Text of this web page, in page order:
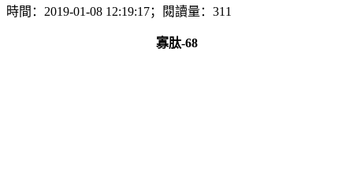
時間：2019-01-08 12:19:17；閱讀量：311
寡肽-68